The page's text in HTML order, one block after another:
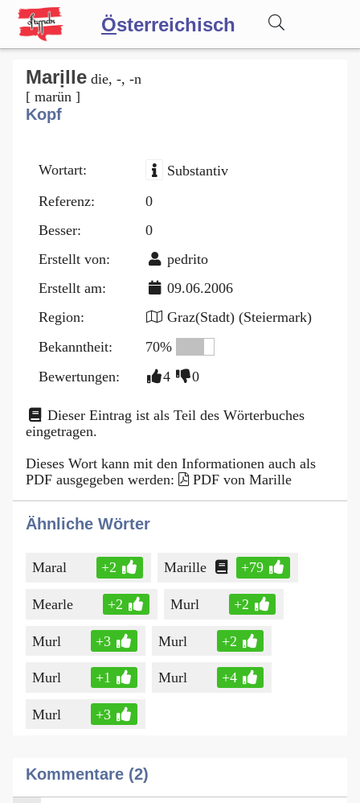
Österreichisch
Wörterbuch
Forum
Blog
Marịlle die, -, -n
[ marün ]
Kopf
Wortart:
Substantiv
Referenz:
0
Besser:
0
Erstellt von:
pedrito
Erstellt am:
09.06.2006
Region:
Graz(Stadt) (Steiermark)
Bekanntheit:
70%
Bewertungen:
4 0
Dieser Eintrag ist als Teil des Wörterbuches
eingetragen.
Dieses Wort kann mit den Informationen auch als
PDF ausgegeben werden:
PDF von Marille
Ähnliche Wörter
Maral +2 Marille +79
Mearle +2 Murl +2
Murl +3 Murl +2
Murl +1 Murl +4
Murl +3
Kommentare (2)